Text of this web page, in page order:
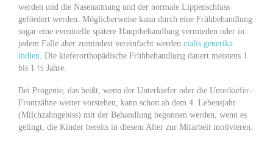
werden und die Nasenatmung und der normale Lippenschluss
gefördert werden. Möglicherweise kann durch eine Frühbehandlung
sogar eine eventuelle spätere Hauptbehandlung vermieden oder in
jedem Falle aber zumindest vereinfacht werden cialis generika
indien . Die kieferorthopädische Frühbehandlung dauert meistens 1
bis 1 ½ Jahre.
Bei Progenie, das heißt, wenn der Unterkiefer oder die Unterkiefer-
Frontzähne weiter vorstehen, kann schon ab dem 4. Lebensjahr
(Milchzahngebiss) mit der Behandlung begonnen werden, wenn es
gelingt, die Kinder bereits in diesem Alter zur Mitarbeit motivieren.